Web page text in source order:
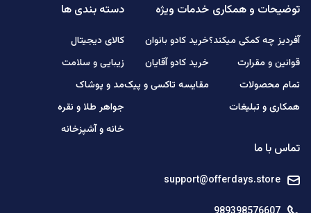
توضیحات و همکاری
آفردیز چه کمکی میکند؟
قوانین و مقرارت
تمام محصولات
همکاری و تبلیغات
خدمات ویژه
خرید کادو بانوان
خرید کادو آقایان
مقایسه تاکسی و پیک
دسته بندی ها
کالای دیجیتال
زیبایی و سلامت
مد و پوشاک
جواهر طلا و نقره
خانه و آشپزخانه
تماس با ما
support@offerdays.store